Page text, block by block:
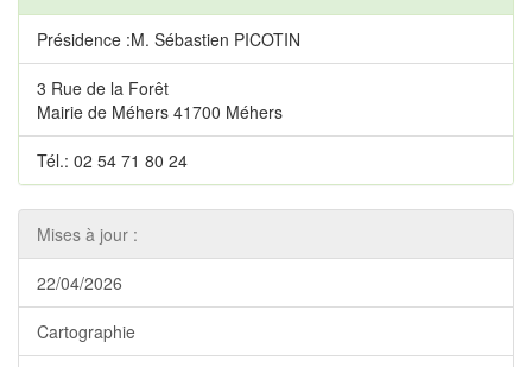
Présidence :M. Sébastien PICOTIN
3 Rue de la Forêt
Mairie de Méhers 41700 Méhers
Tél.: 02 54 71 80 24
Mises à jour :
22/04/2026
Cartographie